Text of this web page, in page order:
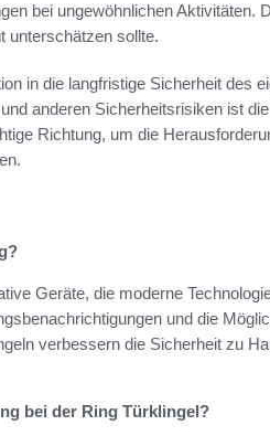
bei ungewöhnlichen Aktivitäten.
unterschätzen sollte.
in die langfristige Sicherheit des
anderen Sicherheitsrisiken ist
Richtung, um die
Geräte, die moderne
und die
verbessern die Sicherheit zu
bei der Ring Türklingel?